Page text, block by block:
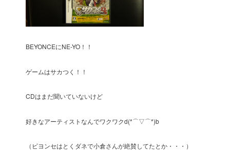
BEYONCEにNE-YO！！
ゲームはサカつく！！
CDはまだ聞いていないけど
好きなアーティストなんでワクワクd(*⌒▽⌒*)b
（ビヨンセはとくダネで小倉さんが絶賛してたとか・・・）